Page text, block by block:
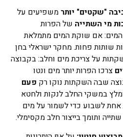
"שקטים" יותר משפיעים על
מי השתייה של הפרות
המים: אם שוקת המים מתמלאת
שותות פחות. מחקר ישראלי בחן
על צריכת מים וחלב: בקבוצה
צרכו הפרות יותר מים ונטו
שבה השקתות נוקו רק פעם
במשקי החלב לנקות ולחטא
לשבוע כדי לשמור על מים
ותומך בייצור חלב מקסימלי.